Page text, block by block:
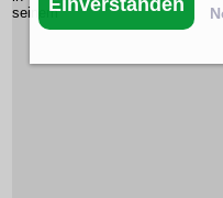
seinemEinverstanden